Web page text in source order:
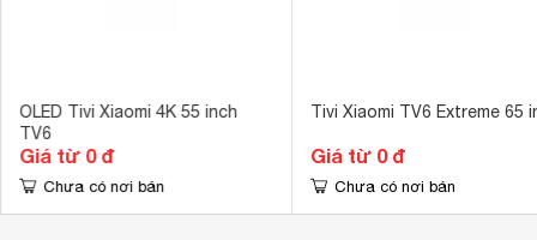
Công nghệ âm thanh Dolby Digital
Số lượng loa
Kích thước có chân, đặt bàn 144.87 x
OLED Tivi Xiaomi 4K 55 inch
TV6
Giá từ 0 đ
Chưa có nơi bán
Tivi Xiaomi TV6 Extreme 65
Giá từ 0 đ
Chưa có nơi bán